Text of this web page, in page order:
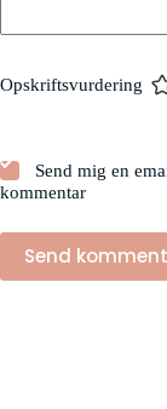
Opskriftsvurdering
Send mig en
kommentar
Send